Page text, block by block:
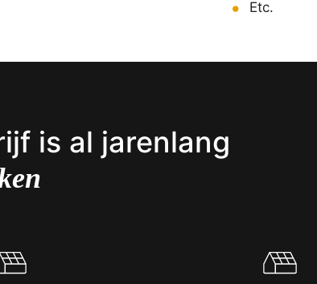
Etc.
is al jarenlang